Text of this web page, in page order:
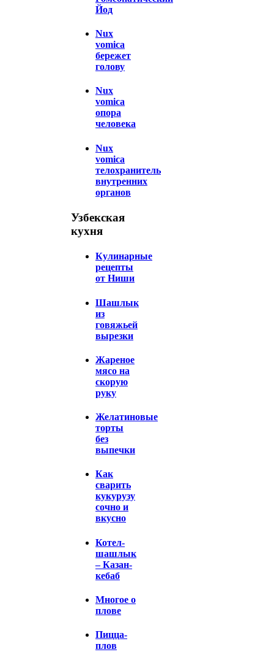
Йод
Nux
vomica
бережет
голову
Nux
vomica
опора
человека
Nux
vomica
телохранитель
внутренних
органов
Узбекская
кухня
Кулинарные
рецепты
от Ниши
Шашлык
из
говяжьей
вырезки
Жареное
мясо на
скорую
руку
Желатиновые
торты
без
выпечки
Как
сварить
кукурузу
сочно и
вкусно
Котел-
шашлык
– Казан-
кебаб
Многое о
плове
Пицца-
плов